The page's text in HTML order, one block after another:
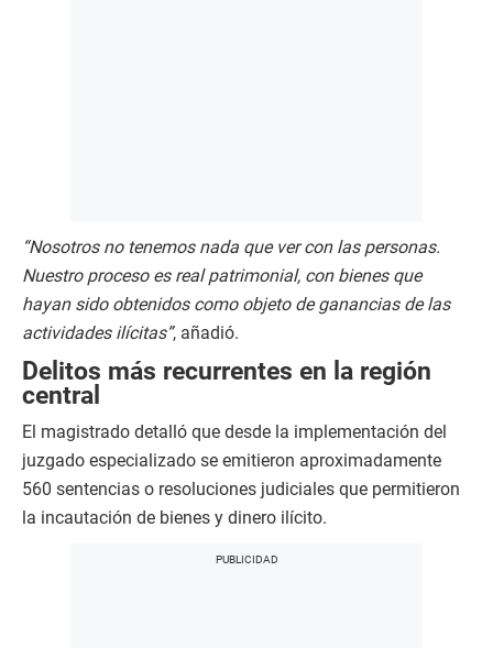
“Nosotros no tenemos nada que ver con las personas.
Nuestro proceso es real patrimonial, con bienes que
hayan sido obtenidos como objeto de ganancias de las
actividades ilícitas”, añadió.
Delitos más recurrentes en la región
central
El magistrado detalló que desde la implementación del
juzgado especializado se emitieron aproximadamente
560 sentencias o resoluciones judiciales que permitieron
la incautación de bienes y dinero ilícito.